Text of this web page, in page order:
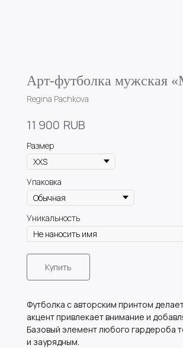
Арт-футболка мужская
Regina Pachkova
11 900 RUB
Размер
Упаковка
Уникальность
Купить
Футболка с авторским принтом
акцент привлекает внимание и
Базовый элемент любого гардероба
и заурядным.